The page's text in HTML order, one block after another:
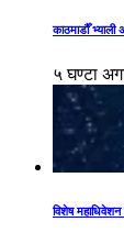
काठमाडौँ भ्याली
५ घण्टा
विशेष